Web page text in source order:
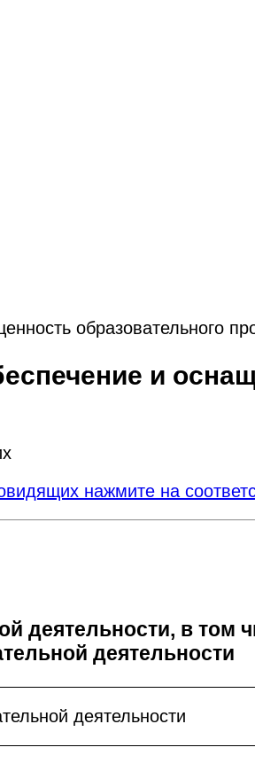
образовательного
и
нажмите на
деятельности, в
деятельности
деятельности